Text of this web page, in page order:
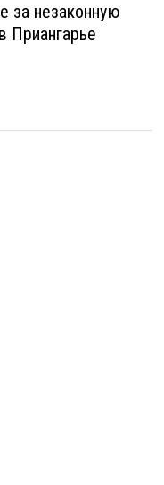
за незаконную
Приангарье